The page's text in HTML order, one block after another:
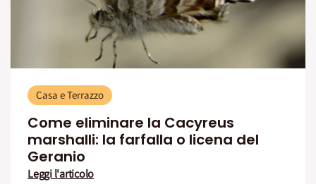
Casa e Terrazzo
Come eliminare la Cacyreus
marshalli: la farfalla o licena del
Geranio
Leggi l'articolo